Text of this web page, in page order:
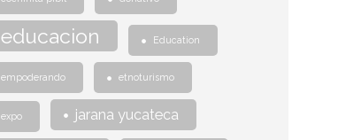
educacion Education
empoderando etnoturismo
expo jarana yucateca